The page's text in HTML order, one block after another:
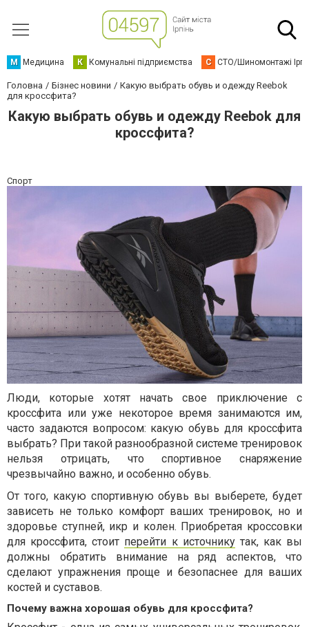
М Медицина К Комунальні підприємства С СТО/Шиномонтажі
Головна Бізнес новини
Какую выбрать обувь и одежду Reebok
для кроссфита?
Какую выбрать обувь и одежду Reebok для
кроссфита?
Спорт
Люди, которые хотят начать свое приключение с
кроссфита или уже некоторое время занимаются им,
часто задаются вопросом: какую обувь для кроссфита
выбрать? При такой разнообразной системе тренировок
нельзя отрицать, что спортивное снаряжение
чрезвычайно важно, и особенно обувь.
От того, какую спортивную обувь вы выберете, будет
зависеть не только комфорт ваших тренировок, но и
здоровье ступней, икр и колен. Приобретая кроссовки
для кроссфита, стоит перейти к источникутак, как вы
должны обратить внимание на ряд аспектов, что
сделают упражнения проще и безопаснее для ваших
костей и суставов.
Почему важна хорошая обувь для кроссфита?